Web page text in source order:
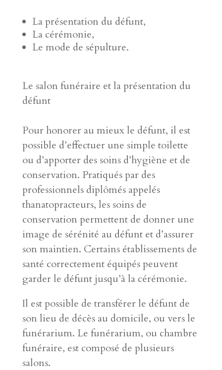
La présentation du défunt,
La cérémonie,
Le mode de sépulture.
Le salon funéraire et la présentation du
défunt
Pour honorer au mieux le défunt, il est
possible d’effectuer une simple toilette
ou d’apporter des soins d’hygiène et de
conservation. Pratiqués par des
professionnels diplômés appelés
thanatopracteurs, les soins de
conservation permettent de donner une
image de sérénité au défunt et d’assurer
son maintien. Certains établissements de
santé correctement équipés peuvent
garder le défunt jusqu’à la cérémonie.
Il est possible de transférer le défunt de
son lieu de décès au domicile, ou vers le
funérarium. Le funérarium, ou chambre
funéraire, est composé de plusieurs
salons.